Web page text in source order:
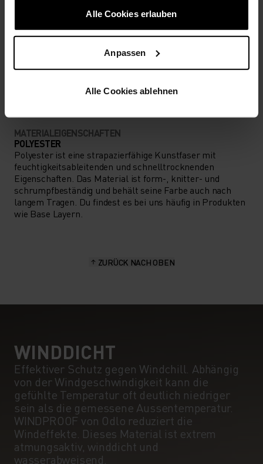
Alle Cookies erlauben
Anpassen
Alle Cookies ablehnen
MODERAT
ALLES HOCHINTENSIVE AKTIVITÄTEN
MATERIALEIGENSCHAFTEN
POLYESTER
Polyester ist eine strapazierfähige Kunstfaser mit
feuchtigkeitsableitenden und schnelltrocknenden
Eigenschaften. Das Material ist form-, knitter- und
schrumpfbeständig und behält seine Farbe auch nach
langem Tragen. Du findest es bei uns häufig in Produkten
wie Base Layern.
ZURÜCK NACH OBEN
WINDDICHT
Effektiver Schutz gegen Windchill. Abhängig
von der Windgeschwindigkeit kann die
gefühlte Temperatur oft deutlich niedriger
sein als die gemessene Aussentemperatur.
WINDPROOF von Odlo reduziert die
Windeffekte. Dieses Material ist extrem
atmungsaktiv, winddicht und
wasserabweisend.